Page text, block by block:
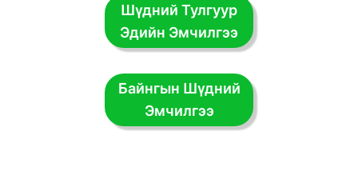
Шүдний Тулгуур
Эдийн Эмчилгээ
Байнгын Шүдний
Эмчилгээ